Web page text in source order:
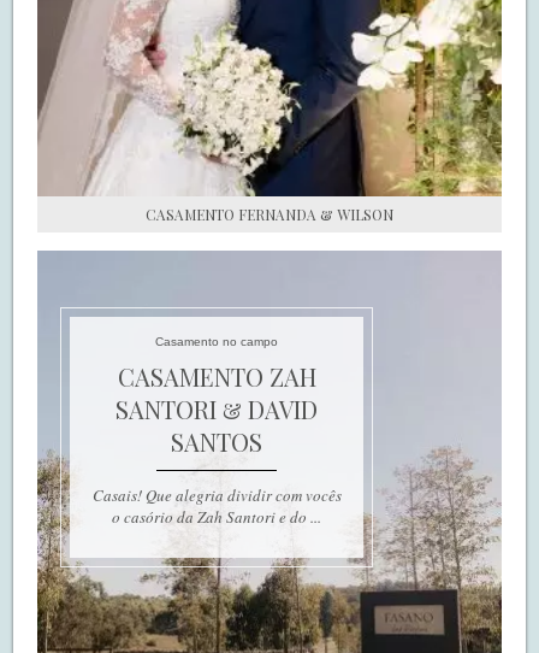
CASAMENTO FERNANDA & WILSON
Casamento no campo
CASAMENTO ZAH
SANTORI & DAVID
SANTOS
Casais! Que alegria dividir com vocês
o casório da Zah Santori e do ...